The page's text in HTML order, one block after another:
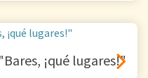
¡qué lugares!"